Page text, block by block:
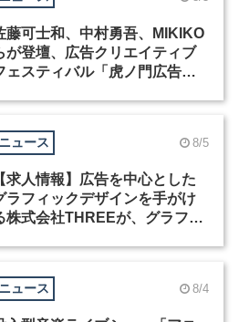
藤可士和、中村勇吾、MIKIKO
が登壇、広告クリエイティブ
ェスティバル「虎ノ門広告
ニュース 8/5
【求人情報】広告を中心とした
ラフィックデザインを手がけ
株式会社THREEが、グラフィ
ニュース 8/4